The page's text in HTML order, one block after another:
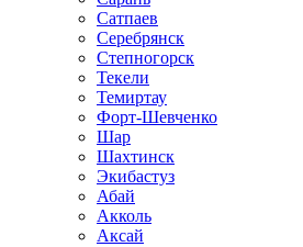
Сатпаев
Серебрянск
Степногорск
Текели
Темиртау
Форт-Шевченко
Шар
Шахтинск
Экибастуз
Абай
Акколь
Аксай